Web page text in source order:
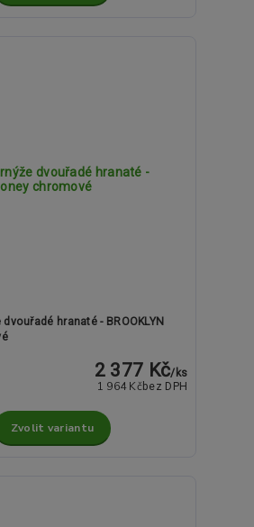
hranaté - BROOKLYN
2 377 Kč/ ks
1 964 Kč bez DPH
Zvolit variantu